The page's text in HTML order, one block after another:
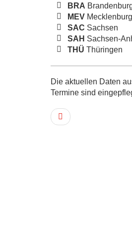
BRA
MEV
SAC Sachsen
SAH Sachsen-
THÜ Thüringen
Die aktuellen Daten
Termine sind